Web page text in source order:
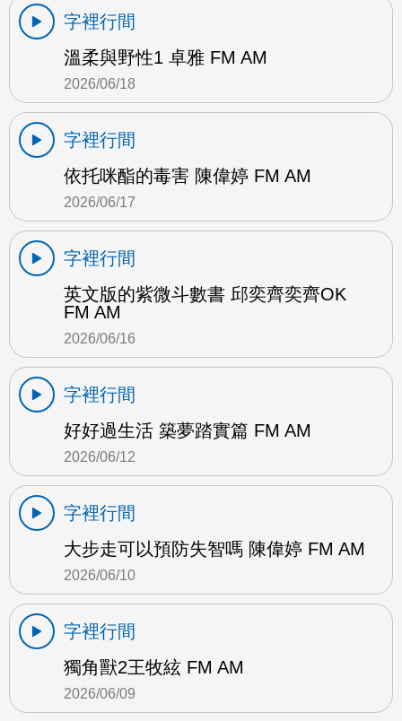
字裡行間
溫柔與野性1 卓雅 FM AM
2026/06/18
字裡行間
依托咪酯的毒害 陳偉婷 FM AM
2026/06/17
字裡行間
英文版的紫微斗數書 邱奕齊奕齊OK
FM AM
2026/06/16
字裡行間
好好過生活 築夢踏實篇 FM AM
2026/06/12
字裡行間
大步走可以預防失智嗎 陳偉婷 FM AM
2026/06/10
字裡行間
獨角獸2王牧絃 FM AM
2026/06/09